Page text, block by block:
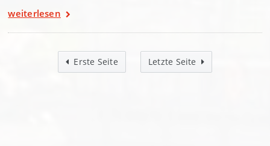
weiterlesen
Erste Seite Letzte Seite